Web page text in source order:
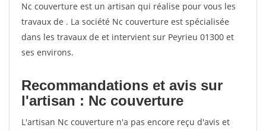
Nc couverture est un artisan qui réalise pour vous les
travaux de . La société Nc couverture est spécialisée
dans les travaux de et intervient sur Peyrieu 01300 et
ses environs.
Recommandations et avis sur
l'artisan : Nc couverture
L'artisan Nc couverture n'a pas encore reçu d'avis et